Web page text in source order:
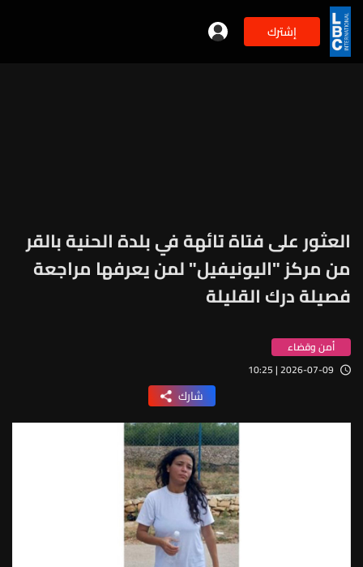
إشترك
العثور على فتاة تائهة في بلدة الحنية بالقر
من مركز "اليونيفيل" لمن يعرفها مراجعة
فصيلة درك القليلة
أمن وقضاء
2026-07-09 | 10:25
شارك